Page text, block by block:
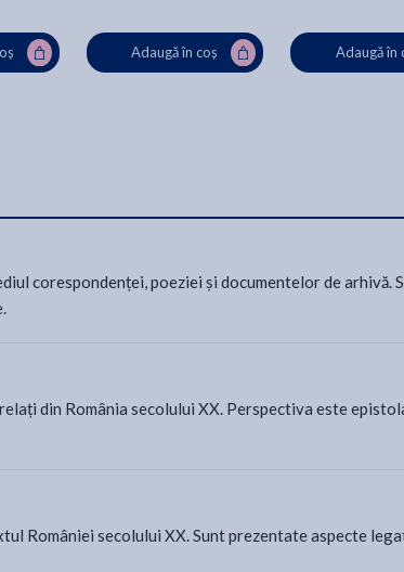
Adaugă în coș Adaugă în
corespondenței, poeziei și documentelor de arhivă.
din România secolului XX. Perspectiva este
României secolului XX. Sunt prezentate aspecte